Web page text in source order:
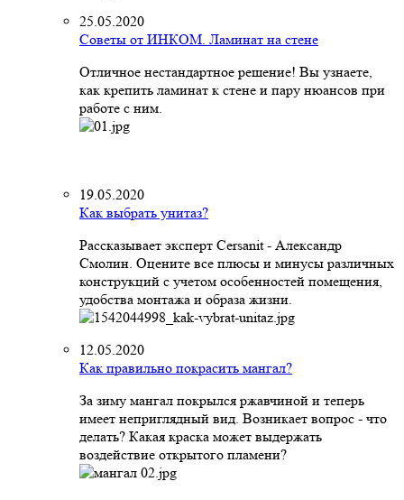
25.05.2020
Советы от ИНКОМ. Ламинат на стене
Отличное нестандартное решение! Вы узнаете,
как крепить ламинат к стене и пару нюансов при
работе с ним.
19.05.2020
Как выбрать унитаз?
Рассказывает эксперт Cersanit - Александр
Смолин. Оцените все плюсы и минусы различных
конструкций с учетом особенностей помещения,
удобства монтажа и образа жизни.
12.05.2020
Как правильно покрасить мангал?
За зиму мангал покрылся ржавчиной и теперь
имеет неприглядный вид. Возникает вопрос - что
делать? Какая краска может выдержать
воздействие открытого пламени?